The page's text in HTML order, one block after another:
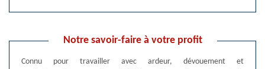
Notre savoir-faire à votre profit
Connu pour travailler avec ardeur, dévouement et